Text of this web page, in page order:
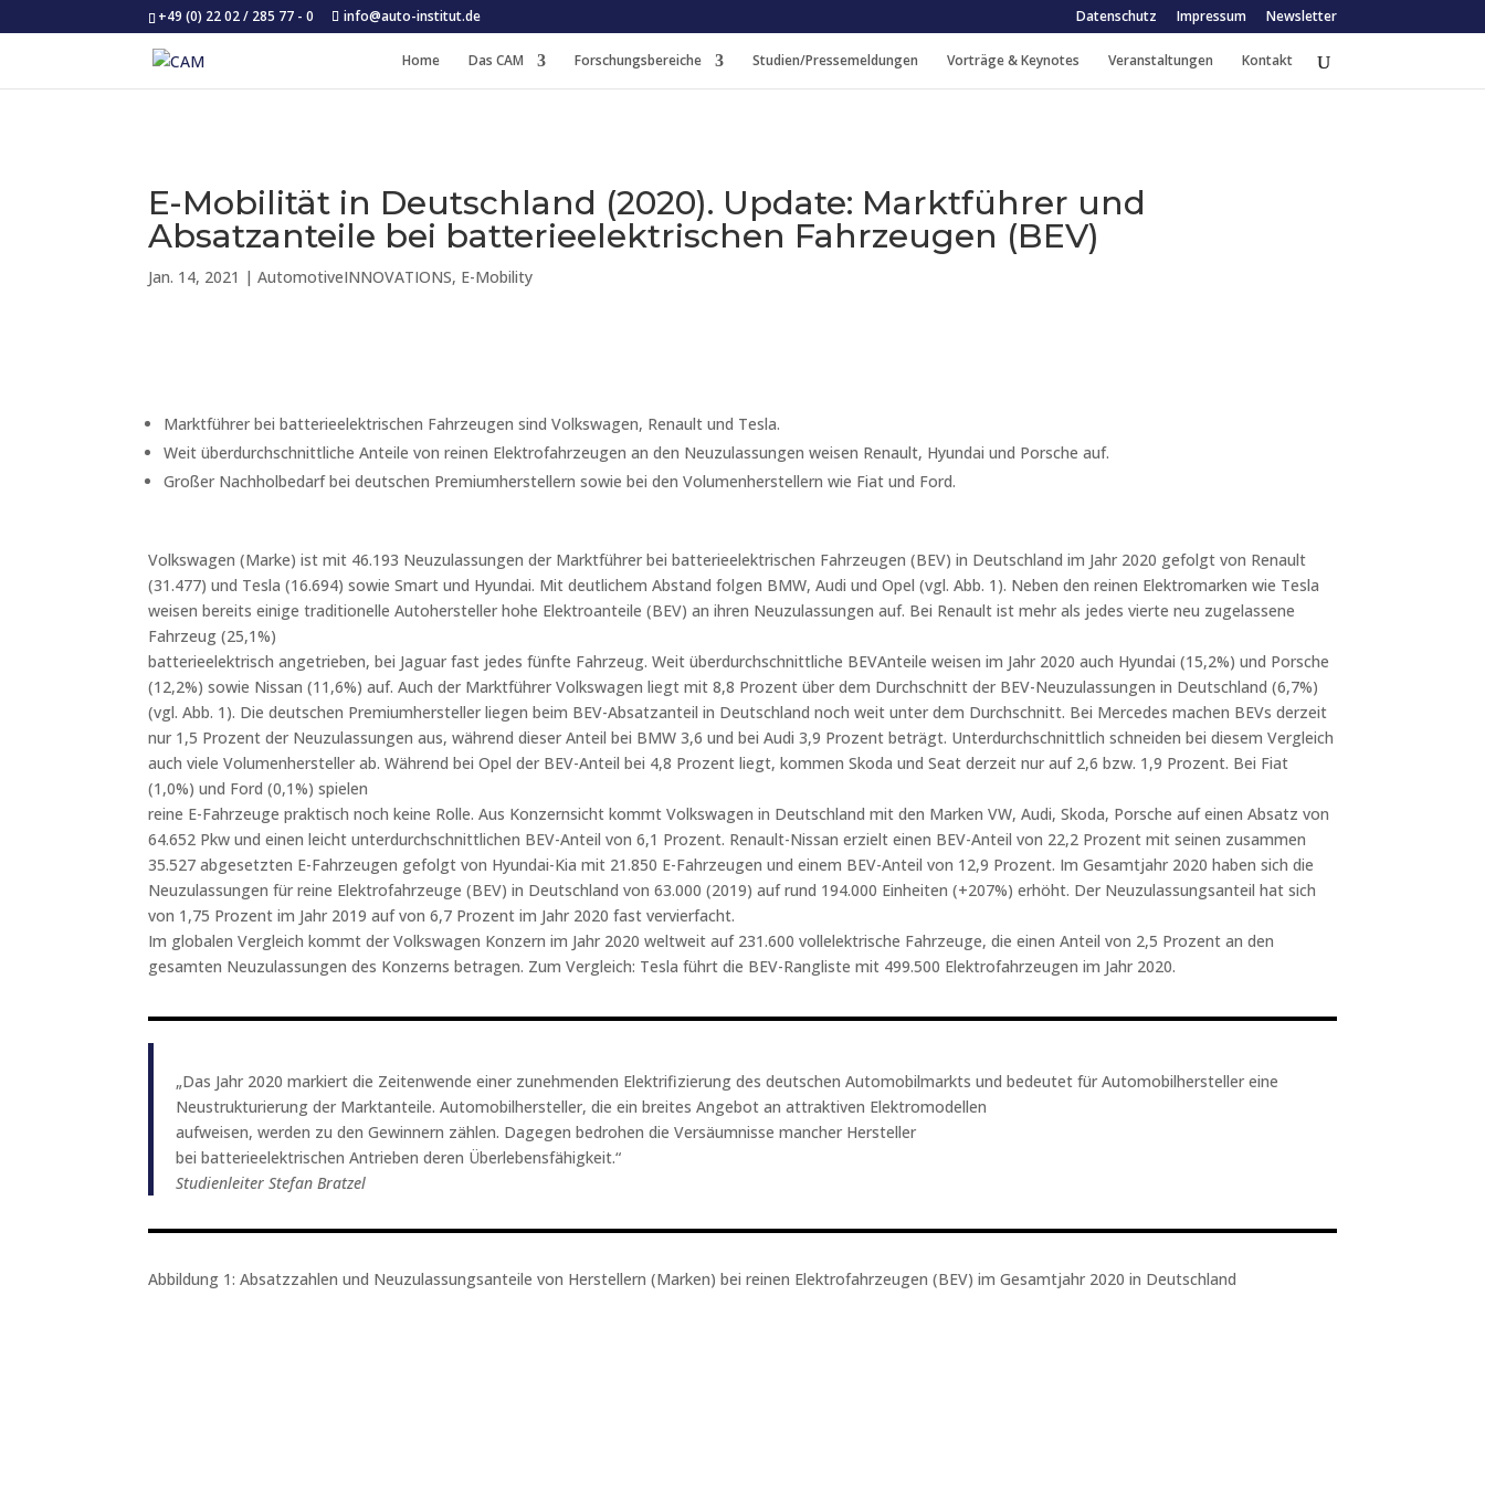
+49 (0) 22 02 / 285 77 - 0 info@auto-institut.de Datenschutz Impressum Newsletter
Home Das CAM Forschungsbereiche Studien/Pressemeldungen Vorträge & Keynotes Veranstaltungen Kontakt
E-Mobilität in Deutschland (2020). Update: Marktführer und
Absatzanteile bei batterieelektrischen Fahrzeugen (BEV)
Jan. 14, 2021 |AutomotiveINNOVATIONS, E-Mobility
Marktführer bei batterieelektrischen Fahrzeugen sind Volkswagen, Renault und Tesla.
Weit überdurchschnittliche Anteile von reinen Elektrofahrzeugen an den Neuzulassungen weisen Renault, Hyundai und Porsche auf.
Großer Nachholbedarf bei deutschen Premiumherstellern sowie bei den Volumenherstellern wie Fiat und Ford.
Volkswagen (Marke) ist mit 46.193 Neuzulassungen der Marktführer bei batterieelektrischen Fahrzeugen (BEV) in Deutschland im Jahr 2020 gefolgt von Renault
(31.477) und Tesla (16.694) sowie Smart und Hyundai. Mit deutlichem Abstand folgen BMW, Audi und Opel (vgl. Abb. 1). Neben den reinen Elektromarken wie Tesla
weisen bereits einige traditionelle Autohersteller hohe Elektroanteile (BEV) an ihren Neuzulassungen auf. Bei Renault ist mehr als jedes vierte neu zugelassene
Fahrzeug (25,1%)
batterieelektrisch angetrieben, bei Jaguar fast jedes fünfte Fahrzeug. Weit überdurchschnittliche BEVAnteile weisen im Jahr 2020 auch Hyundai (15,2%) und Porsche
(12,2%) sowie Nissan (11,6%) auf. Auch der Marktführer Volkswagen liegt mit 8,8 Prozent über dem Durchschnitt der BEV-Neuzulassungen in Deutschland (6,7%)
(vgl. Abb. 1). Die deutschen Premiumhersteller liegen beim BEV-Absatzanteil in Deutschland noch weit unter dem Durchschnitt. Bei Mercedes machen BEVs derzeit
nur 1,5 Prozent der Neuzulassungen aus, während dieser Anteil bei BMW 3,6 und bei Audi 3,9 Prozent beträgt. Unterdurchschnittlich schneiden bei diesem Vergleich
auch viele Volumenhersteller ab. Während bei Opel der BEV-Anteil bei 4,8 Prozent liegt, kommen Skoda und Seat derzeit nur auf 2,6 bzw. 1,9 Prozent. Bei Fiat
(1,0%) und Ford (0,1%) spielen
reine E-Fahrzeuge praktisch noch keine Rolle. Aus Konzernsicht kommt Volkswagen in Deutschland mit den Marken VW, Audi, Skoda, Porsche auf einen Absatz von
64.652 Pkw und einen leicht unterdurchschnittlichen BEV-Anteil von 6,1 Prozent. Renault-Nissan erzielt einen BEV-Anteil von 22,2 Prozent mit seinen zusammen
35.527 abgesetzten E-Fahrzeugen gefolgt von Hyundai-Kia mit 21.850 E-Fahrzeugen und einem BEV-Anteil von 12,9 Prozent. Im Gesamtjahr 2020 haben sich die
Neuzulassungen für reine Elektrofahrzeuge (BEV) in Deutschland von 63.000 (2019) auf rund 194.000 Einheiten (+207%) erhöht. Der Neuzulassungsanteil hat sich
von 1,75 Prozent im Jahr 2019 auf von 6,7 Prozent im Jahr 2020 fast vervierfacht.
Im globalen Vergleich kommt der Volkswagen Konzern im Jahr 2020 weltweit auf 231.600 vollelektrische Fahrzeuge, die einen Anteil von 2,5 Prozent an den
gesamten Neuzulassungen des Konzerns betragen. Zum Vergleich: Tesla führt die BEV-Rangliste mit 499.500 Elektrofahrzeugen im Jahr 2020.
„Das Jahr 2020 markiert die Zeitenwende einer zunehmenden Elektrifizierung des deutschen Automobilmarkts und bedeutet für Automobilhersteller eine
Neustrukturierung der Marktanteile. Automobilhersteller, die ein breites Angebot an attraktiven Elektromodellen
aufweisen, werden zu den Gewinnern zählen. Dagegen bedrohen die Versäumnisse mancher Hersteller
bei batterieelektrischen Antrieben deren Überlebensfähigkeit.“
Studienleiter Stefan Bratzel
Abbildung 1: Absatzzahlen und Neuzulassungsanteile von Herstellern (Marken) bei reinen Elektrofahrzeugen (BEV) im Gesamtjahr 2020 in Deutschland